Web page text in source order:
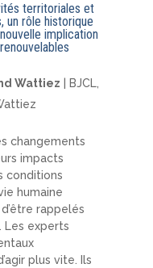
territoriales et
un rôle historique
implication
Wattiez BJCL,
changements
impacts
conditions
humaine
rappelés
Les experts
plus vite. Ils